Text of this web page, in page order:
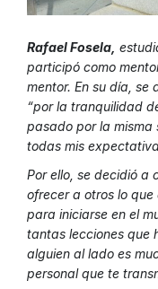
Rafael Fosela,
participó como
mentor. En su día, se
“por la tranquilidad
pasado por la misma
todas mis
Por ello, se decidió a
ofrecer a otros lo
para iniciarse en el
tantas lecciones que
alguien al lado es
personal que te